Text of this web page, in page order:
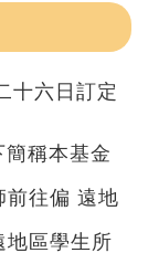
十六日訂定
稱本基金
前往偏 遠地
地區學生所